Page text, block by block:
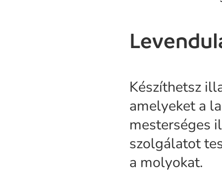
Készíthetsz
amelyeket a
mesterséges
szolgálatot
a molyokat.